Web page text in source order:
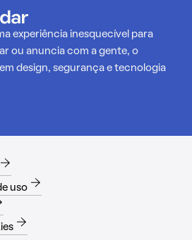
experiência inesquecível para
ou anuncia com a gente, o
design, segurança e tecnologia
uso